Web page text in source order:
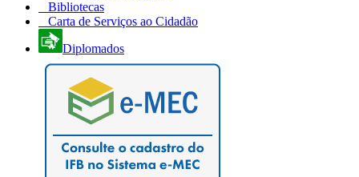
Bibliotecas
Carta de Serviços ao Cidadão
Diplomados